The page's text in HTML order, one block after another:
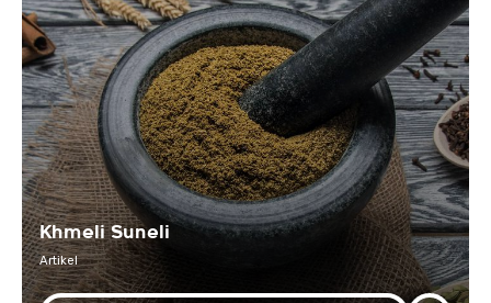
Khmeli Suneli
Artikel